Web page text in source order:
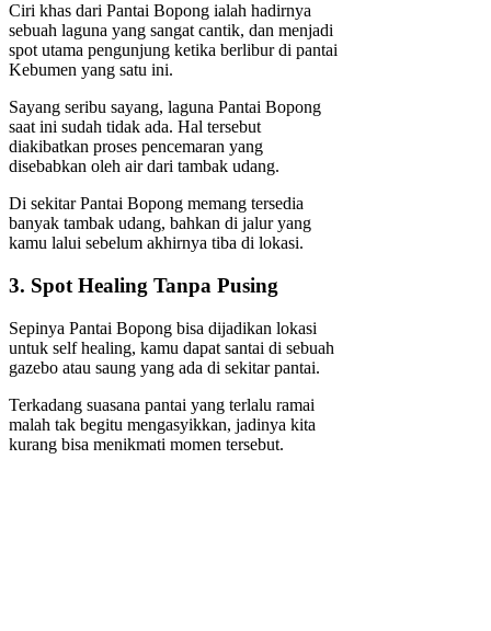
Ciri khas dari Pantai Bopong ialah hadirnya
sebuah laguna yang sangat cantik, dan menjadi
spot utama pengunjung ketika berlibur di pantai
Kebumen yang satu ini.
Sayang seribu sayang, laguna Pantai Bopong
saat ini sudah tidak ada. Hal tersebut
diakibatkan proses pencemaran yang
disebabkan oleh air dari tambak udang.
Di sekitar Pantai Bopong memang tersedia
banyak tambak udang, bahkan di jalur yang
kamu lalui sebelum akhirnya tiba di lokasi.
3. Spot Healing Tanpa Pusing
Sepinya Pantai Bopong bisa dijadikan lokasi
untuk self healing, kamu dapat santai di sebuah
gazebo atau saung yang ada di sekitar pantai.
Terkadang suasana pantai yang terlalu ramai
malah tak begitu mengasyikkan, jadinya kita
kurang bisa menikmati momen tersebut.